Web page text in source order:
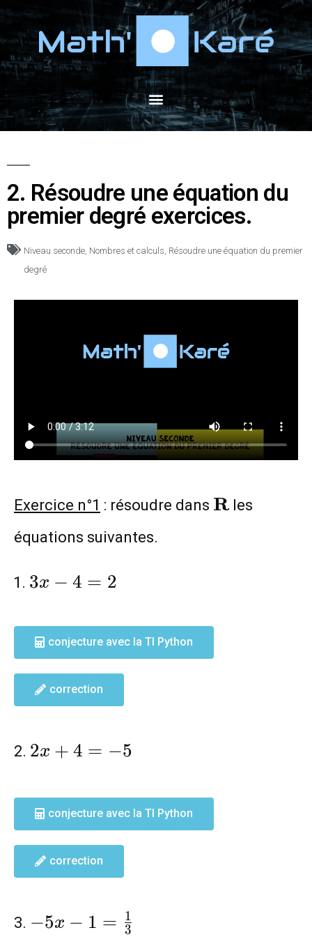
2. Résoudre une équation du
premier degré exercices.
Niveau seconde, Nombres et calculs, Résoudre une équation du premier
degré
Exercice n°1 : résoudre dans R les
équations suivantes.
3x-
3x − 4 = 2
conjecture avec la TI Python
correction
2. 2x+4=-5
2x + 4 = −5
conjecture avec la TI Python
correction
3. -5x-
−5x − 1 = 3
1